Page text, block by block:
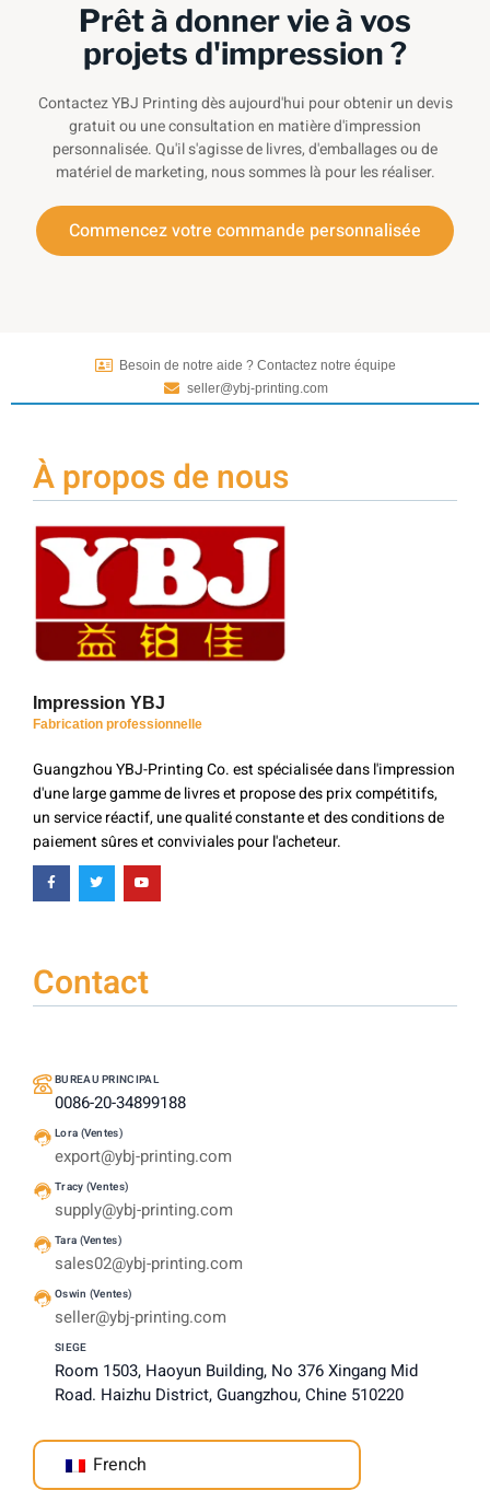
Prêt à donner vie à vos
projets d'impression ?
Contactez YBJ Printing dès aujourd'hui pour obtenir un devis
gratuit ou une consultation en matière d'impression
personnalisée. Qu'il s'agisse de livres, d'emballages ou de
matériel de marketing, nous sommes là pour les réaliser.
Commencez votre commande personnalisée
Besoin de notre aide ? Contactez notre équipe
seller@ybj-printing.com
À propos de nous
Impression YBJ
Fabrication professionnelle
Guangzhou YBJ-Printing Co. est spécialisée dans l'impression
d'une large gamme de livres et propose des prix compétitifs,
un service réactif, une qualité constante et des conditions de
paiement sûres et conviviales pour l'acheteur.
Contact
BUREAU PRINCIPAL
0086-20-34899188
Lora (Ventes)
export@ybj-printing.com
Tracy (Ventes)
supply@ybj-printing.com
Tara (Ventes)
sales02@ybj-printing.com
Oswin (Ventes)
seller@ybj-printing.com
SIEGE
Room 1503, Haoyun Building, No 376 Xingang Mid
Road. Haizhu District, Guangzhou, Chine 510220
French